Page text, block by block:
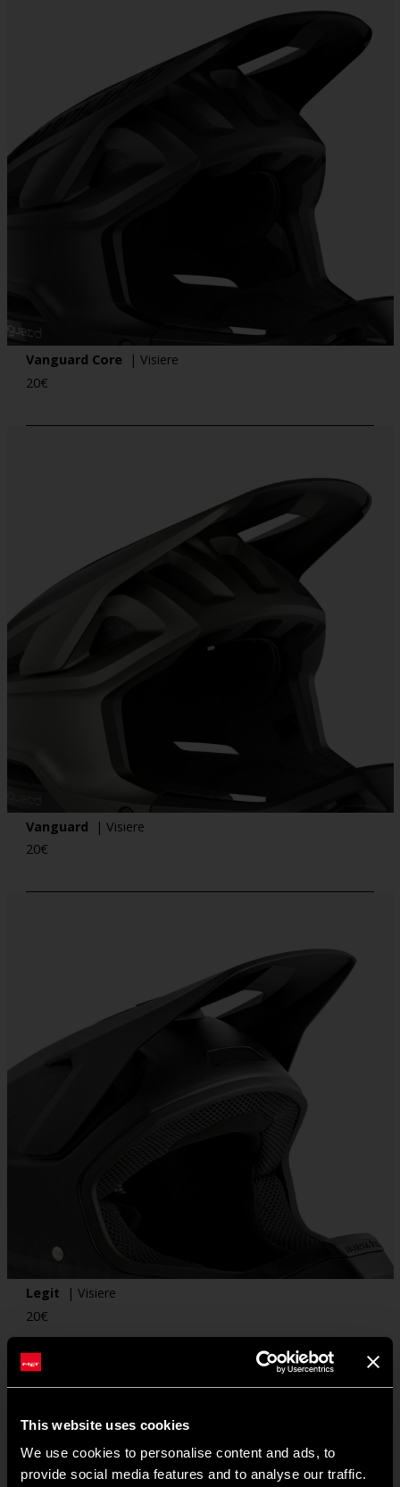
This website uses cookies
We use cookies to personalise content and ads, to
provide social media features and to analyse our traffic.
Vanguard Core
| Visiere
20€
Vanguard
| Visiere
20€
Legit
| Visiere
20€